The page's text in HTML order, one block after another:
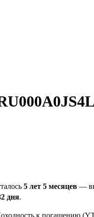
5 лет 5 месяцев —
дня.
к погашению